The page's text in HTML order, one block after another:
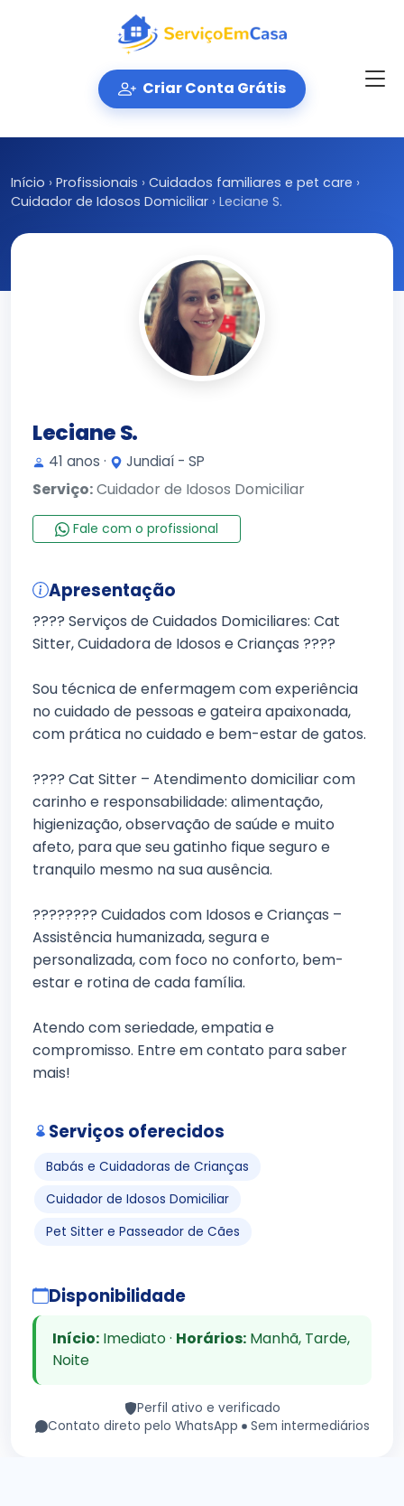
Criar Conta Grátis
Início › Profissionais › Cuidados familiares e pet care ›
Cuidador de Idosos Domiciliar › Leciane S.
Leciane S.
41 anos · Jundiaí - SP
Serviço:Cuidador de Idosos Domiciliar
Fale com o profissional
Apresentação
???? Serviços de Cuidados Domiciliares: Cat
Sitter, Cuidadora de Idosos e Crianças ????
Sou técnica de enfermagem com experiência
no cuidado de pessoas e gateira apaixonada,
com prática no cuidado e bem-estar de gatos.
???? Cat Sitter – Atendimento domiciliar com
carinho e responsabilidade: alimentação,
higienização, observação de saúde e muito
afeto, para que seu gatinho fique seguro e
tranquilo mesmo na sua ausência.
???????? Cuidados com Idosos e Crianças –
Assistência humanizada, segura e
personalizada, com foco no conforto, bem-
estar e rotina de cada família.
Atendo com seriedade, empatia e
compromisso. Entre em contato para saber
mais!
Serviços oferecidos
Babás e Cuidadoras de Crianças
Cuidador de Idosos Domiciliar
Pet Sitter e Passeador de Cães
Disponibilidade
Início:Imediato · Horários:Manhã, Tarde,
Noite
Perfil ativo e verificado
Contato direto pelo WhatsApp
Sem intermediários